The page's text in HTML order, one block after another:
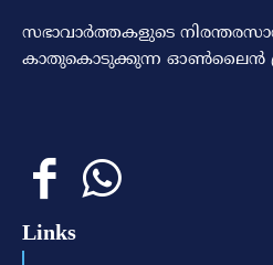
സഭാവാര്‍ത്തകളുടെ
കാതുകൊടുക്കുന്ന ഓണ്‍ലൈന്‍
Links